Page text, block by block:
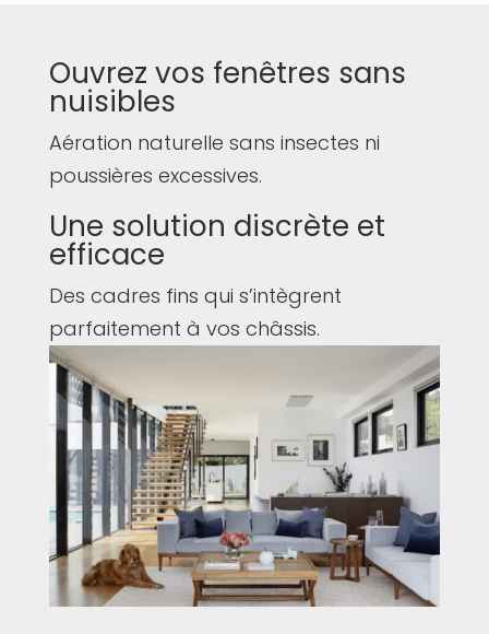
Ouvrez vos fenêtres sans
nuisibles
Aération naturelle sans insectes ni
poussières excessives.
Une solution discrète et
efficace
Des cadres fins qui s’intègrent
parfaitement à vos châssis.